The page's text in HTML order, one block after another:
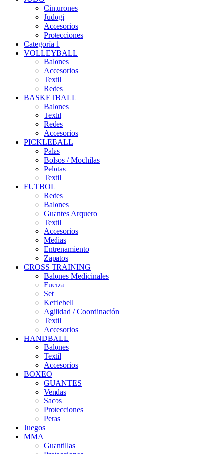
Cinturones
Judogi
Accesorios
Protecciones
Categoría 1
VOLLEYBALL
Balones
Accesorios
Textil
Redes
BASKETBALL
Balones
Textil
Redes
Accesorios
PICKLEBALL
Palas
Bolsos / Mochilas
Pelotas
Textil
FUTBOL
Redes
Balones
Guantes Arquero
Textil
Accesorios
Medias
Entrenamiento
Zapatos
CROSS TRAINING
Balones Medicinales
Fuerza
Set
Kettlebell
Agilidad / Coordinación
Textil
Accesorios
HANDBALL
Balones
Textil
Accesorios
BOXEO
GUANTES
Vendas
Sacos
Protecciones
Peras
Juegos
MMA
Guantillas